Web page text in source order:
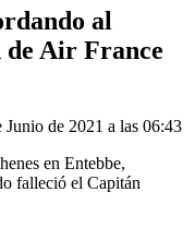
al
de Air France
Junio de 2021 a las 06:43
en Entebbe,
falleció el Capitán